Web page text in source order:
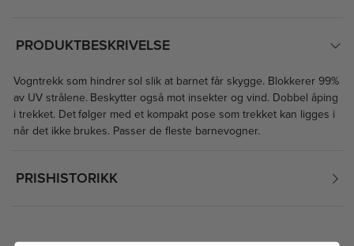
PRODUKTBESKRIVELSE
Vogntrekk som hindrer sol slik at barnet får skygge. Blokkerer 99%
av UV strålene. Beskytter også mot insekter og vind. Dobbel åping
i trekket. Det følger med et kompakt pose som trekket kan ligges i
når det ikke brukes. Passer de fleste barnevogner.
PRISHISTORIKK